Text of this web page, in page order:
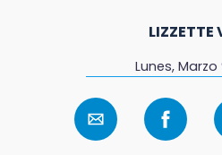
LIZZETTE
Lunes, Marzo